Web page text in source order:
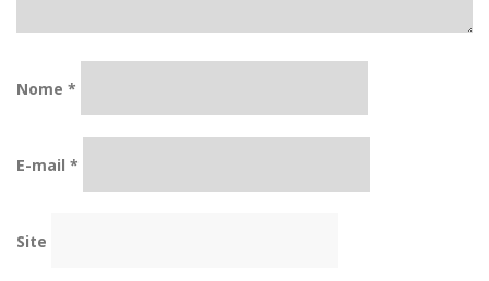
Nome *
E-mail *
Site